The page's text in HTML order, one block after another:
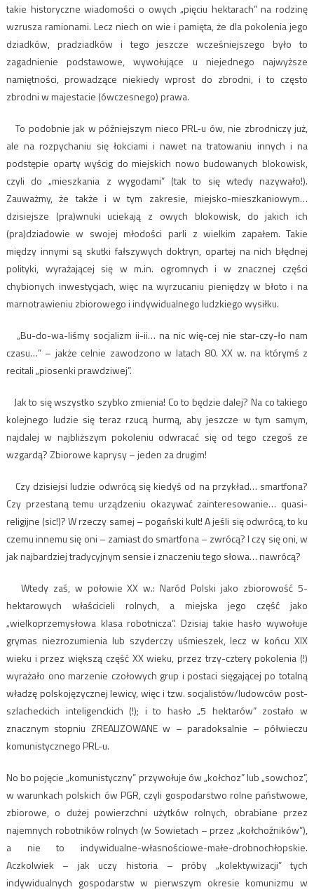
takie historyczne wiadomości o owych „pięciu hektarach” na rodzinę
wzrusza ramionami. Lecz niech on wie i pamięta, że dla pokolenia jego
dziadków, pradziadków i tego jeszcze wcześniejszego było to
zagadnienie podstawowe, wywołujące u niejednego najwyższe
namiętności, prowadzące niekiedy wprost do zbrodni, i to często
zbrodni w majestacie (ówczesnego) prawa.
To podobnie jak w późniejszym nieco PRL-u ów, nie zbrodniczy już,
ale na rozpychaniu się łokciami i nawet na tratowaniu innych i na
podstępie oparty wyścig do miejskich nowo budowanych blokowisk,
czyli do „mieszkania z wygodami” (tak to się wtedy nazywało!).
Zauważmy, że także i w tym zakresie, miejsko-mieszkaniowym…
dzisiejsze (pra)wnuki uciekają z owych blokowisk, do jakich ich
(pra)dziadowie w swojej młodości parli z wielkim zapałem. Takie
między innymi są skutki fałszywych doktryn, opartej na nich błędnej
polityki, wyrażającej się w m.in. ogromnych i w znacznej części
chybionych inwestycjach, więc na wyrzucaniu pieniędzy w błoto i na
marnotrawieniu zbiorowego i indywidualnego ludzkiego wysiłku.
„Bu-do-wa-liśmy socjalizm ii-ii… na nic wię-cej nie star-czy-ło nam
czasu…” – jakże celnie zawodzono w latach 80. XX w. na którymś z
recitali „piosenki prawdziwej”.
Jak to się wszystko szybko zmienia! Co to będzie dalej? Na co takiego
kolejnego ludzie się teraz rzucą hurmą, aby jeszcze w tym samym,
najdalej w najbliższym pokoleniu odwracać się od tego czegoś ze
wzgardą? Zbiorowe kaprysy – jeden za drugim!
Czy dzisiejsi ludzie odwrócą się kiedyś od na przykład… smartfona?
Czy przestaną temu urządzeniu okazywać zainteresowanie… quasi-
religijne (sic!)? W rzeczy samej – pogański kult! A jeśli się odwrócą, to ku
czemu innemu się oni – zamiast do smartfona – zwrócą? I czy się oni, w
jak najbardziej tradycyjnym sensie i znaczeniu tego słowa… nawrócą?
Wtedy zaś, w połowie XX w.: Naród Polski jako zbiorowość 5-
hektarowych właścicieli rolnych, a miejska jego część jako
„wielkoprzemysłowa klasa robotnicza”. Dzisiaj takie hasło wywołuje
grymas niezrozumienia lub szyderczy uśmieszek, lecz w końcu XIX
wieku i przez większą część XX wieku, przez trzy-cztery pokolenia (!)
wyrażało ono marzenie czołowych grup i postaci sięgającej po totalną
władzę polskojęzycznej lewicy, więc i tzw. socjalistów/ludowców post-
szlacheckich inteligenckich (!); i to hasło „5 hektarów” zostało w
znacznym stopniu ZREALIZOWANE w – paradoksalnie – półwieczu
komunistycznego PRL-u.
No bo pojęcie „komunistyczny” przywołuje ów „kołchoz” lub „sowchoz”,
w warunkach polskich ów PGR, czyli gospodarstwo rolne państwowe,
zbiorowe, o dużej powierzchni użytków rolnych, obrabiane przez
najemnych robotników rolnych (w Sowietach – przez „kołchoźników”),
a nie to indywidualne-własnościowe-małe-drobnochłopskie.
Aczkolwiek – jak uczy historia – próby „kolektywizacji” tych
indywidualnych gospodarstw w pierwszym okresie komunizmu w